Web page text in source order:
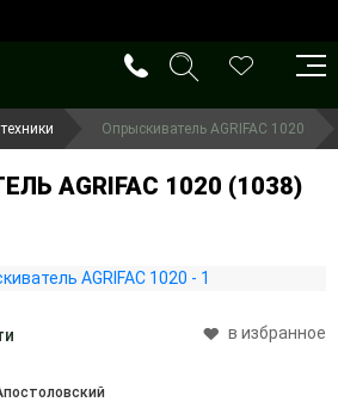
644-79-22
416-93-27
Опрыскиватель AGRIFAC 1020
AGRIFAC 1020 (1038)
в избранное